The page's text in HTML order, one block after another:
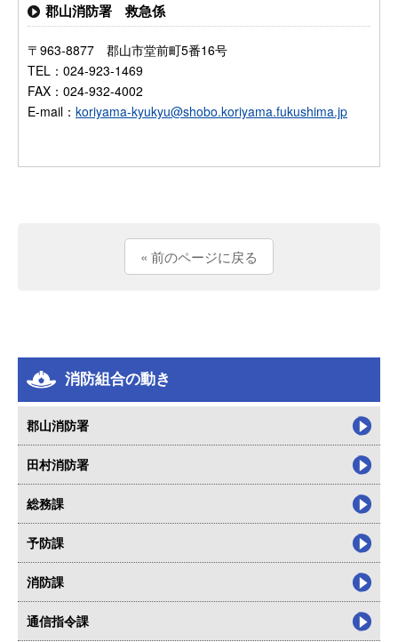
郡山消防署 救急係
〒963-8877 郡山市堂前町5番16号
TEL：024-923-1469
FAX：024-932-4002
E-mail： koriyama-kyukyu@shobo.koriyama.fukushima.jp
« 前のページに戻る
消防組合の動き
郡山消防署
田村消防署
総務課
予防課
消防課
通信指令課